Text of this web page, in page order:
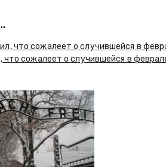
что сожалеет о случившейся в